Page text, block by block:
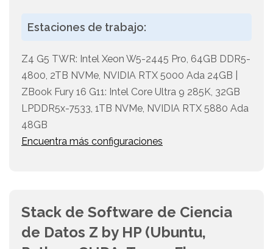
Estaciones de trabajo:
Z4 G5 TWR: Intel Xeon W5-2445 Pro, 64GB DDR5-
4800, 2TB NVMe, NVIDIA RTX 5000 Ada 24GB |
ZBook Fury 16 G11: Intel Core Ultra 9 285K, 32GB
LPDDR5x-7533, 1TB NVMe, NVIDIA RTX 5880 Ada
48GB
Encuentra más configuraciones
Stack de Software de Ciencia
de Datos Z by HP (Ubuntu,